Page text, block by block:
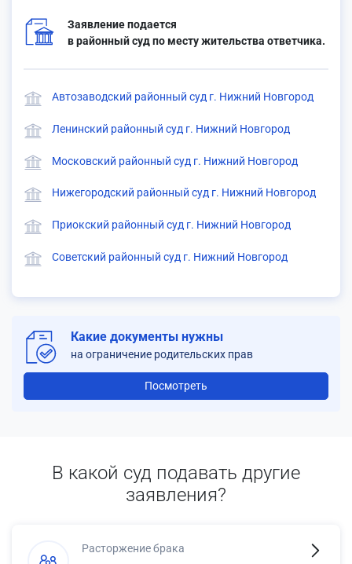
Заявление подается
в районный суд по месту жительства ответчика.
Автозаводский районный суд г. Нижний Новгород
Ленинский районный суд г. Нижний Новгород
Московский районный суд г. Нижний Новгород
Нижегородский районный суд г. Нижний Новгород
Приокский районный суд г. Нижний Новгород
Советский районный суд г. Нижний Новгород
Какие документы нужны
на ограничение родительских прав
Посмотреть
В какой суд подавать другие
заявления?
Расторжение брака